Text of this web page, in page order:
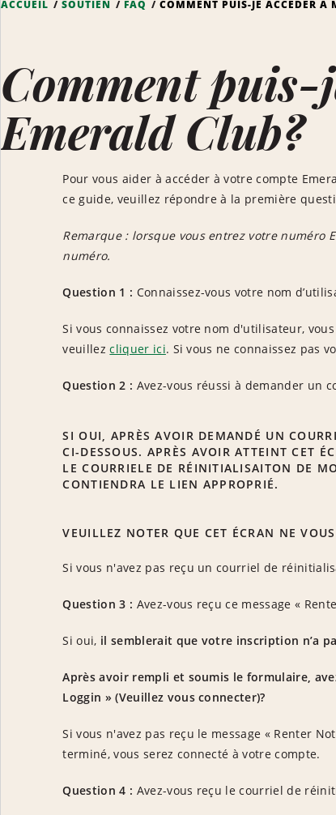
ACCUEIL SOUTIEN FAQ COMMENT PUIS-JE ACCÉDER À
Comment puis-
Emerald Club?
Pour vous aider à accéder à votre compte
ce guide, veuillez répondre à la première
Remarque : lorsque vous entrez votre numéro
numéro.
Question 1 : Connaissez-vous votre nom
Si vous connaissez votre nom d'utilisateur,
veuillezcliquer ici. Si vous ne connaissez pas
Question 2 : Avez-vous réussi à demander un
SI OUI, APRÈS AVOIR DEMANDÉ UN
CI-DESSOUS. APRÈS AVOIR ATTEINT CET
LE COURRIELE DE RÉINITIALISAITON DE
CONTIENDRA LE LIEN APPROPRIÉ.
VEUILLEZ NOTER QUE CET ÉCRAN NE
Si vous n'avez pas reçu un courriel de
Question 3 : Avez-vous reçu ce message «
Si oui, il semblerait que votre inscription n’a
Après avoir rempli et soumis le formulaire,
Loggin » (Veuillez vous connecter)?
Si vous n'avez pas reçu le message « Renter
terminé, vous serez connecté à votre compte.
Question 4 : Avez-vous reçu le courriel de